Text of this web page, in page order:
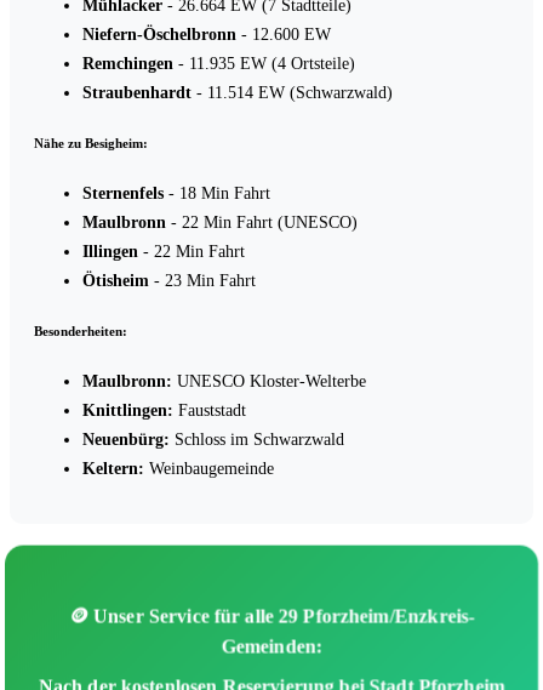
Mühlacker - 26.664 EW (7 Stadtteile)
Niefern-Öschelbronn - 12.600 EW
Remchingen - 11.935 EW (4 Ortsteile)
Straubenhardt - 11.514 EW (Schwarzwald)
Nähe zu Besigheim:
Sternenfels - 18 Min Fahrt
Maulbronn - 22 Min Fahrt (UNESCO)
Illingen - 22 Min Fahrt
Ötisheim - 23 Min Fahrt
Besonderheiten:
Maulbronn: UNESCO Kloster-Welterbe
Knittlingen: Fauststadt
Neuenbürg: Schloss im Schwarzwald
Keltern: Weinbaugemeinde
🪙 Unser Service für alle 29 Pforzheim/Enzkreis-
Gemeinden: